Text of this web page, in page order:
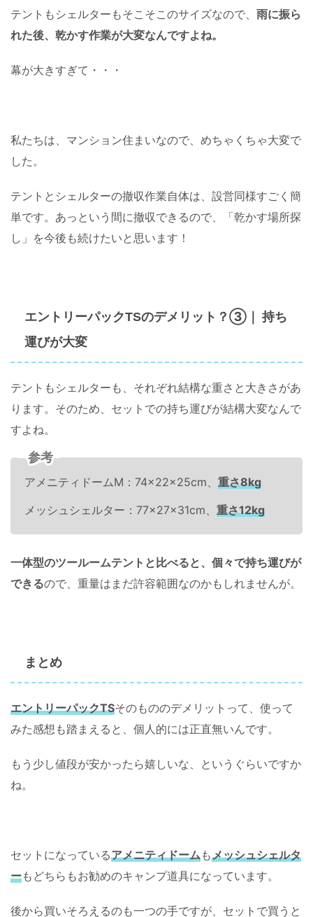
テントもシェルターもそこそこのサイズなので、 雨に振ら
れた後、乾かす作業が大変なんですよね。
幕が大きすぎて・・・
私たちは、マンション住まいなので、めちゃくちゃ大変で
した。
テントとシェルターの撤収作業自体は、設営同様すごく簡
単です。あっという間に撤収できるので、「乾かす場所探
し」を今後も続けたいと思います！
エントリーパックTSのデメリット ？③｜ 持ち
運びが大変
テントもシェルターも、それぞれ結構な重さと大きさがあ
ります。そのため、セットでの持ち運びが結構大変なんで
すよね。
参考
アメニティドームM：74×22×25cm、 重さ8kg
メッシュシェルター：77×27×31cm、 重さ12kg
一体型のツールームテントと比べると、個々で持ち運びが
できるので、重量はまだ許容範囲なのかもしれませんが。
まとめ
エントリーパックTSそのもののデメリットって、使って
みた感想も踏まえると、個人的には正直無いんです。
もう少し値段が安かったら嬉しいな、というぐらいですか
ね。
セットになっているアメニティドームもメッシュシェルタ
ーもどちらもお勧めのキャンプ道具になっています。
後から買いそろえるのも一つの手ですが、セットで買うと